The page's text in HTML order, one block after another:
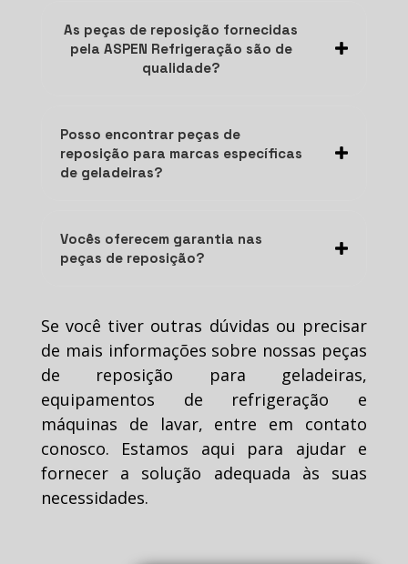
As peças de reposição fornecidas
pela ASPEN Refrigeração são de
qualidade?
Posso encontrar peças de
reposição para marcas específicas
de geladeiras?
Vocês oferecem garantia nas
peças de reposição?
Se você tiver outras dúvidas ou precisar
de mais informações sobre nossas peças
de reposição para geladeiras,
equipamentos de refrigeração e
máquinas de lavar, entre em contato
conosco. Estamos aqui para ajudar e
fornecer a solução adequada às suas
necessidades.